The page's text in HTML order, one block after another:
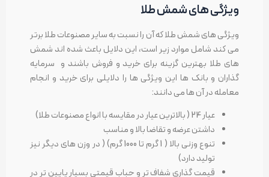
ویژگی های شمش طلا
ویژگی های شمش طلا که آن را نسبت به سایر مصنوعات طلا برتر
می کند شامل موارد زیر است، این دلایل باعث شده اند شمش
های طلا بهترین گزینه برای خرید و فروش باشند و سرمایه
گذاران و بانک ها این ویژگی ها را دلایلی برای خرید و انجام
معامله در آن ها می دانند:
عیار 24 ( بالاترین عیار در مقایسه با انواع مصنوعات طلا)
داشتن عرضه و تقاضا بالا و مناسب
تنوع وزنی بالا ( 1 گرم تا 1000 گرم) ( در وزن های دیگر نیز
تولید دارد)
قیمت گذاری شفاف تر و حباب قیمتی بسیار پایین تر در